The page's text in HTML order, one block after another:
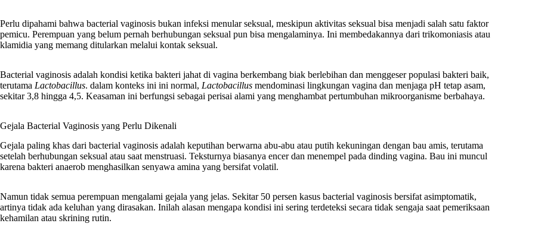
Perlu dipahami bahwa bacterial vaginosis bukan infeksi menular seksual, meskipun aktivitas seksual bisa menjadi salah satu faktor
pemicu. Perempuan yang belum pernah berhubungan seksual pun bisa mengalaminya. Ini membedakannya dari trikomoniasis atau
klamidia yang memang ditularkan melalui kontak seksual.
Bacterial vaginosis adalah kondisi ketika bakteri jahat di vagina berkembang biak berlebihan dan menggeser populasi bakteri baik,
terutama Lactobacillus. dalam konteks ini ini normal, Lactobacillus mendominasi lingkungan vagina dan menjaga pH tetap asam,
sekitar 3,8 hingga 4,5. Keasaman ini berfungsi sebagai perisai alami yang menghambat pertumbuhan mikroorganisme berbahaya.
Gejala Bacterial Vaginosis yang Perlu Dikenali
Gejala paling khas dari bacterial vaginosis adalah keputihan berwarna abu-abu atau putih kekuningan dengan bau amis, terutama
setelah berhubungan seksual atau saat menstruasi. Teksturnya biasanya encer dan menempel pada dinding vagina. Bau ini muncul
karena bakteri anaerob menghasilkan senyawa amina yang bersifat volatil.
Namun tidak semua perempuan mengalami gejala yang jelas. Sekitar 50 persen kasus bacterial vaginosis bersifat asimptomatik,
artinya tidak ada keluhan yang dirasakan. Inilah alasan mengapa kondisi ini sering terdeteksi secara tidak sengaja saat pemeriksaan
kehamilan atau skrining rutin.